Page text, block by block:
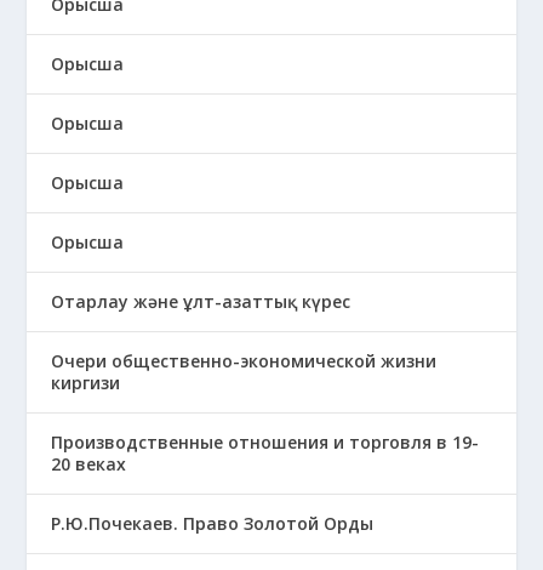
Орысша
Орысша
Орысша
Орысша
Отарлау және ұлт-азаттық күрес
Очери общественно-экономической жизни
киргизи
Производственные отношения и торговля в 19-
20 веках
Р.Ю.Почекаев. Право Золотой Орды